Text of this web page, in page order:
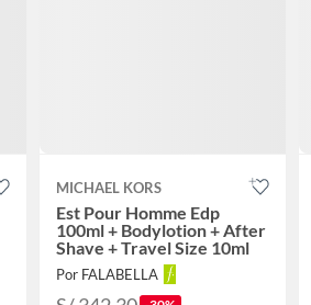
MICHAEL KORS
Est Pour Homme Edp
100ml + Bodylotion + After
Shave + Travel Size 10ml
Por FALABELLA